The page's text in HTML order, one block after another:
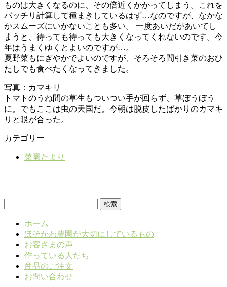
ものは大きくなるのに、その倍近くかかってしまう。これを
バッチリ計算して種まきしているはず…なのですが、なかな
かスムーズにいかないことも多い。 一度あいだがあいてし
まうと、待っても待っても大きくなってくれないのです。今
年はうまくゆくとよいのですが…。
夏野菜もにぎやかでよいのですが、そろそろ間引き菜のおひ
たしでも食べたくなってきました。
写真：カマキリ
トマトのうね間の草生もついつい手が回らず、草ぼうぼう
に。でもここは虫の天国だ。今朝は脱皮したばかりのカマキ
リと眼が合った。
カテゴリー
菜園たより
ホーム
ほそかわ農園が大切にしているもの
お客さまの声
作っている人たち
商品のご注文
お問い合わせ